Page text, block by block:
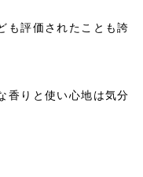
も評価されたことも誇
香りと使い心地は気分